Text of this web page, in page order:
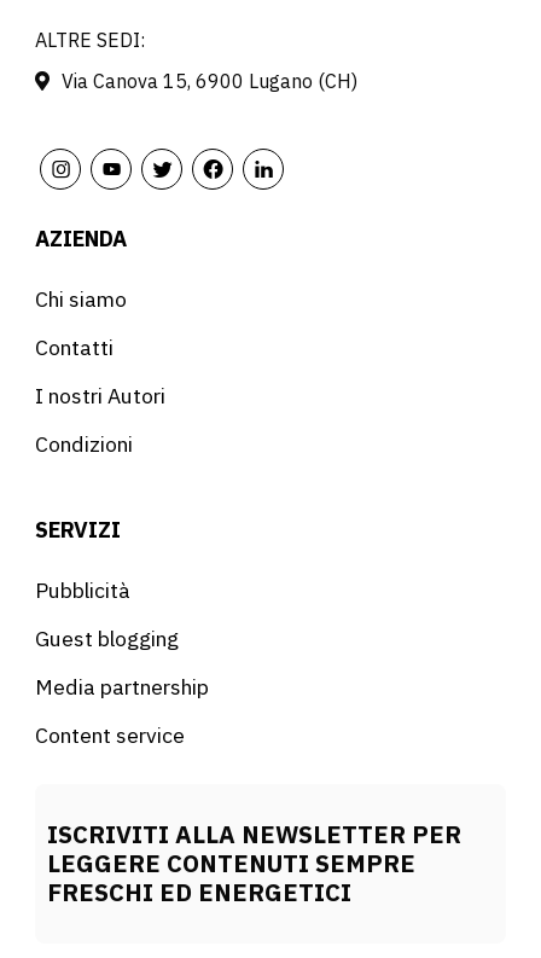
ALTRE SEDI:
Via Canova 15, 6900 Lugano (CH)
AZIENDA
Chi siamo
Contatti
I nostri Autori
Condizioni
SERVIZI
Pubblicità
Guest blogging
Media partnership
Content service
ISCRIVITI ALLA NEWSLETTER PER
LEGGERE CONTENUTI SEMPRE
FRESCHI ED ENERGETICI